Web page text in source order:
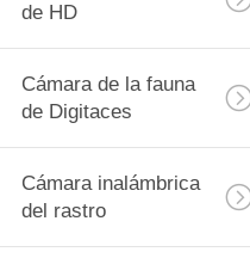
de HD
Cámara de la fauna
de Digitaces
Cámara inalámbrica
del rastro